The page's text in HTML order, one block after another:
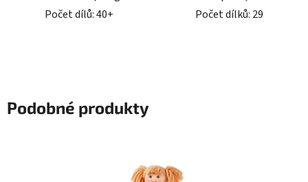
Počet dílů: 40+
Počet dílků: 29
Podobné produkty